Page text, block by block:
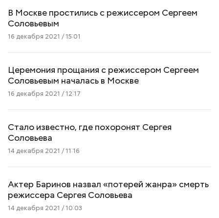
В Москве простились с режиссером Сергеем
Соловьевым
16 декабря 2021 / 15:01
Церемония прощания с режиссером Сергеем
Соловьевым началась в Москве
16 декабря 2021 / 12:17
Стало известно, где похоронят Сергея
Соловьева
14 декабря 2021 / 11:16
Актер Баринов назвал «потерей жанра» смерть
режиссера Сергея Соловьева
14 декабря 2021 / 10:03